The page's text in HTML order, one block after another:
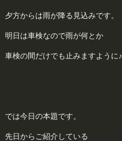
夕方からは雨が降る見込みです。
明日は車検なので雨が何とか
車検の間だけでも止みますように♪
では今日の本題です。
先日からご紹介している